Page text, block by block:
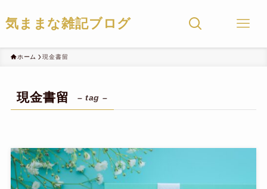
気ままな雑記ブログ
ホーム 現金書留
現金書留 – tag –